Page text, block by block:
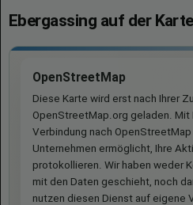
Ebergassing auf der Karte
OpenStreetMap
Diese Karte wird erst nach Ihrer
OpenStreetMap.org geladen. Mit
Verbindung nach
Unternehmen ermöglicht, Ihre
protokollieren. Wir haben weder
mit den Daten geschieht, noch
nutzen diesen Dienst auf eigene